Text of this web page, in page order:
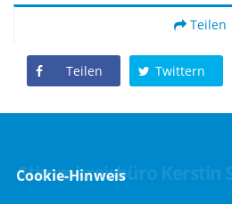
Teilen
Teilen Twittern
Stimmkreisbüro Kerstin
Cookie-Hinweis